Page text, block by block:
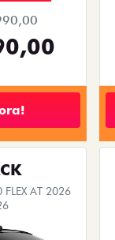
FLEX AT 2026